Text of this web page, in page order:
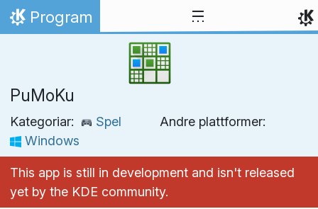
Hopp til innhaldet
Heim
Program
PuMoKu
Kategoriar: Spel
Andre plattformer:
Windows
This app is still in development and isn't released
yet by the KDE community.